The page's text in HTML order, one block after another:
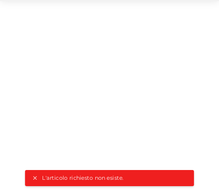
L'articolo richiesto non esiste.